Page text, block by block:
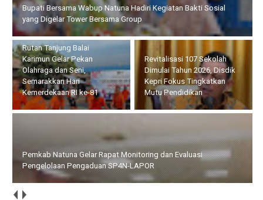
Rutan Tanjung Balai Karimun Gelar Pekan Olahraga dan Seni,
Semarakkan Hari Kemerdekaan RI ke-81
Revitalisasi 107 Sekolah
Dimulai Tahun 2026, Disdik
Kepri Fokus Tingkatkan
Mutu Pendidikan
Pemkab Natuna Gelar
Rapat Monitoring dan
Evaluasi Pengelolaan
Pengaduan SP4N-LAPOR
BP Batam Perkuat Pembinaan Talenta Muda Lewat Batam
Prime International Grassroot Football Festival 2026